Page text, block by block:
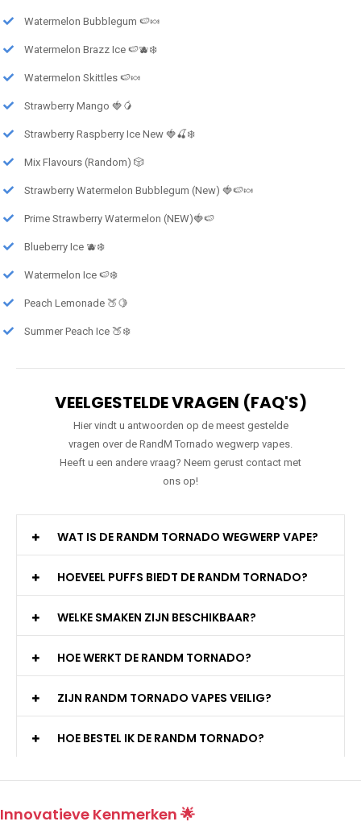
Watermelon Bubblegum 🍉🍬
Watermelon Brazz Ice 🍉🫐❄️
Watermelon Skittles 🍉🍬
Strawberry Mango 🍓🥭
Strawberry Raspberry Ice New 🍓🍒❄️
Mix Flavours (Random) 🎲
Strawberry Watermelon Bubblegum (New) 🍓🍉🍬
Prime Strawberry Watermelon (NEW)🍓🍉
Blueberry Ice 🫐❄️
Watermelon Ice 🍉❄️
Peach Lemonade 🍑🍋
Summer Peach Ice 🍑❄️
VEELGESTELDE VRAGEN (FAQ'S)
Hier vindt u antwoorden op de meest gestelde
vragen over de RandM Tornado wegwerp vapes.
Heeft u een andere vraag? Neem gerust contact met
ons op!
WAT IS DE RANDM TORNADO WEGWERP VAPE?
HOEVEEL PUFFS BIEDT DE RANDM TORNADO?
WELKE SMAKEN ZIJN BESCHIKBAAR?
HOE WERKT DE RANDM TORNADO?
ZIJN RANDM TORNADO VAPES VEILIG?
HOE BESTEL IK DE RANDM TORNADO?
Innovatieve Kenmerken 🌟